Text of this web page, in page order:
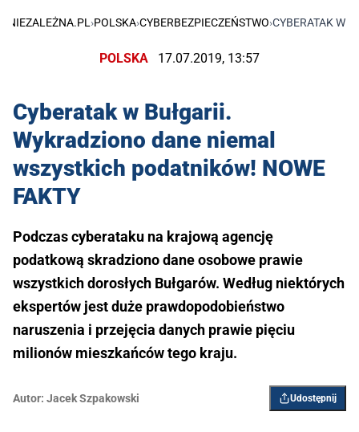
NIEZALEŻNA.PL ›POLSKA›CYBERBEZPIECZEŃSTWO›CYBERATAK W
POLSKA 17.07.2019, 13:57
Cyberatak w Bułgarii.
Wykradziono dane niemal
wszystkich podatników! NOWE
FAKTY
Podczas cyberataku na krajową agencję
podatkową skradziono dane osobowe prawie
wszystkich dorosłych Bułgarów. Według niektórych
ekspertów jest duże prawdopodobieństwo
naruszenia i przejęcia danych prawie pięciu
milionów mieszkańców tego kraju.
Autor: Jacek Szpakowski Udostępnij